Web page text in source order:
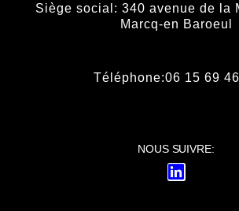
Siège social: 340 avenue de la
Marcq-en Baroeul
Téléphone:06 15 69
NOUS SUIVRE: